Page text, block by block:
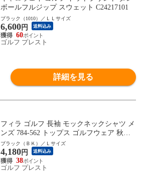
ボールフルジップ スウェット C24217101
ブラック（1010）／ＬＬサイズ
6,600円 送料込み
60
ゴルフ プレスト
詳細を見る
フィラ ゴルフ 長袖 モックネックシャツ メ
ンズ 784-562 トップス ゴルフウェア 秋冬
モデル FILA GOLF 秋冬ウェア 784562
ブラック（ＢＫ）／Ｌサイズ
4,180円 送料込み
38
ゴルフ プレスト